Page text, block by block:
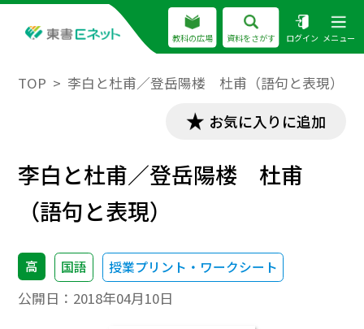
教科の広場 資料をさがす ログイン メニュー
TOP 李白と杜甫／登岳陽楼 杜甫（語句と表現）
お気に入りに追加
李白と杜甫／登岳陽楼 杜甫
（語句と表現）
高 国語 授業プリント・ワークシート
公開日： 2018年04月10日